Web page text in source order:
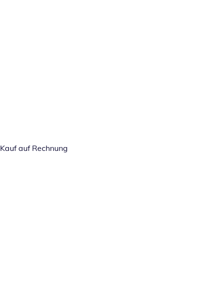
Kauf auf Rechnung